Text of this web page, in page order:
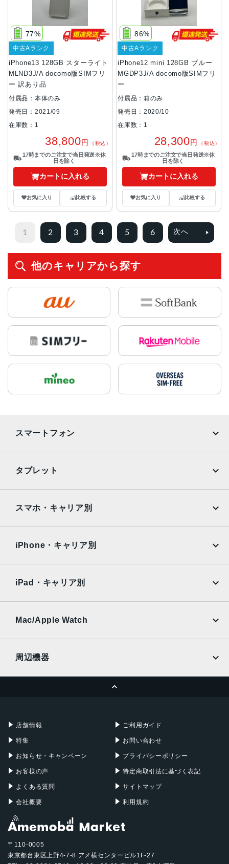
iPhone13 128GB スターライト
MLND3J/A docomo版SIMフリ
ー 訳あり品
77%
中古Aランク
付属品：本体のみ
発売日：2021/09
在庫数：1
38,800円 （税込）
17時までのご注文で当日発送※休
日を除く
カートに入れる
お気に入り 比較する
iPhone12 mini 128GB ブルー
MGDP3J/A docomo版SIMフリ
ー
86%
中古Aランク
付属品：箱のみ
発売日：2020/10
在庫数：1
28,300円 （税込）
17時までのご注文で当日発送※休
日を除く
カートに入れる
お気に入り 比較する
1 2 3 4 5 6 次へ
他のキャリアから探す
スマートフォン
AQUOS
OPPO Android
タブレット
Surface
Xiaomi Tablet
スマホ・キャリア別
Ymobile
UQmobile
iPhone・キャリア別
Ymobile
UQmobile
iPad・キャリア別
Mac/Apple Watch
周辺機器
店舗情報
特集
お知らせ・キャンペーン
お客様の声
よくある質問
会社概要
ご利用ガイド
お問い合わせ
プライバシーポリシー
特定商取引法に基づく表記
サイトマップ
利用規約
〒110-0005
東京都台東区上野4-7-8 アメ横センタービル1F-27